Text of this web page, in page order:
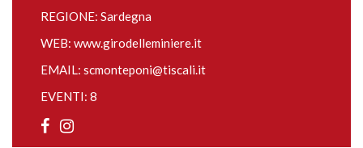
REGIONE: Sardegna
WEB: www.girodelleminiere.it
EMAIL: scmonteponi@tiscali.it
EVENTI: 8